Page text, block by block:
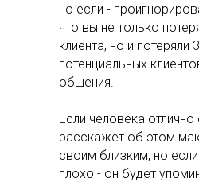
но если -
что вы не только
клиента, но и
потенциальных
общения.
Если человека
расскажет об этом
своим близким, но
плохо - он будет